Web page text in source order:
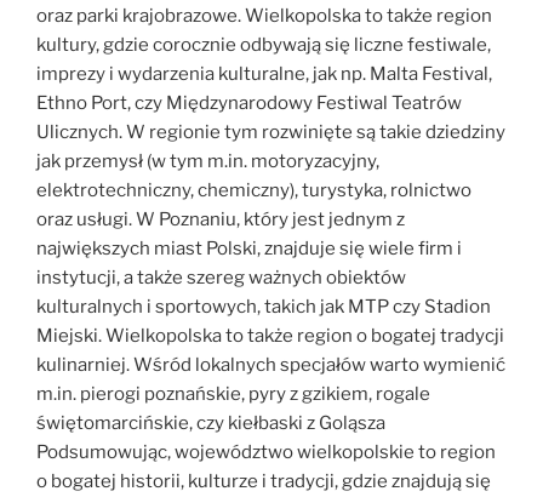
oraz parki krajobrazowe. Wielkopolska to także region
kultury, gdzie corocznie odbywają się liczne festiwale,
imprezy i wydarzenia kulturalne, jak np. Malta Festival,
Ethno Port, czy Międzynarodowy Festiwal Teatrów
Ulicznych. W regionie tym rozwinięte są takie dziedziny
jak przemysł (w tym m.in. motoryzacyjny,
elektrotechniczny, chemiczny), turystyka, rolnictwo
oraz usługi. W Poznaniu, który jest jednym z
największych miast Polski, znajduje się wiele firm i
instytucji, a także szereg ważnych obiektów
kulturalnych i sportowych, takich jak MTP czy Stadion
Miejski. Wielkopolska to także region o bogatej tradycji
kulinarniej. Wśród lokalnych specjałów warto wymienić
m.in. pierogi poznańskie, pyry z gzikiem, rogale
świętomarcińskie, czy kiełbaski z Goląsza
Podsumowując, województwo wielkopolskie to region
o bogatej historii, kulturze i tradycji, gdzie znajdują się